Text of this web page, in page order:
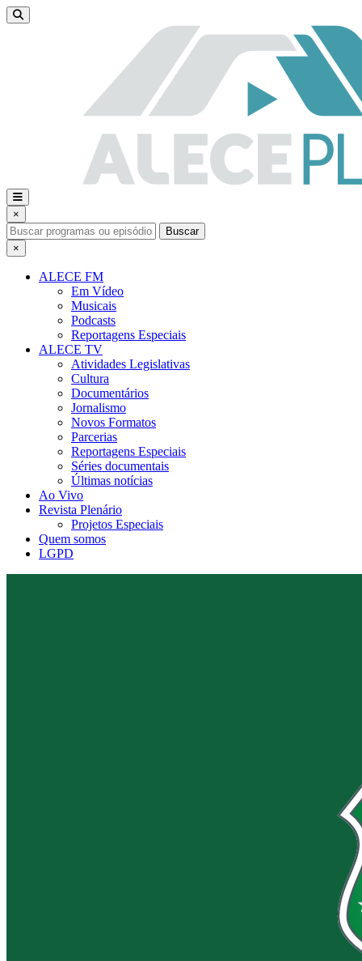
×
Buscar
×
ALECE FM
Em Vídeo
Musicais
Podcasts
Reportagens Especiais
ALECE TV
Atividades Legislativas
Cultura
Documentários
Jornalismo
Novos Formatos
Parcerias
Reportagens Especiais
Séries documentais
Últimas notícias
Ao Vivo
Revista Plenário
Projetos Especiais
Quem somos
LGPD